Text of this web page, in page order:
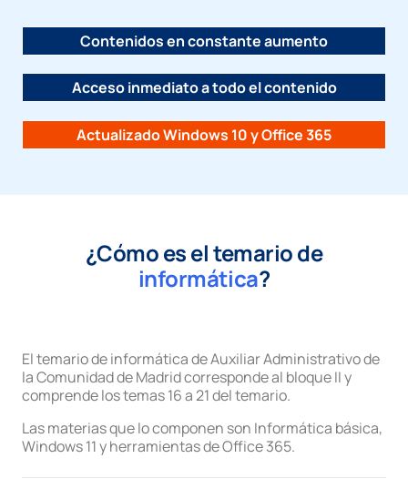
Contenidos en constante aumento
Acceso inmediato a todo el contenido
Actualizado Windows 10 y Office 365
¿Cómo es el temario de
informática?
El temario de informática de Auxiliar Administrativo de
la Comunidad de Madrid corresponde al bloque II y
comprende los temas 16 a 21 del temario.
Las materias que lo componen son Informática básica,
Windows 11 y herramientas de Office 365.